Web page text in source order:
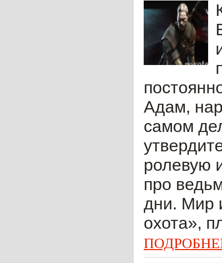
Адам,
самом
ролевую
про
дни. Мир
охота»,